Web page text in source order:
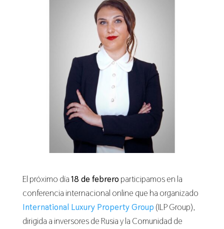
El próximo día18 de febrero participamos en la
conferencia internacional online que ha organizado
International Luxury Property Group (ILP Group),
dirigida a inversores de Rusia y la Comunidad de